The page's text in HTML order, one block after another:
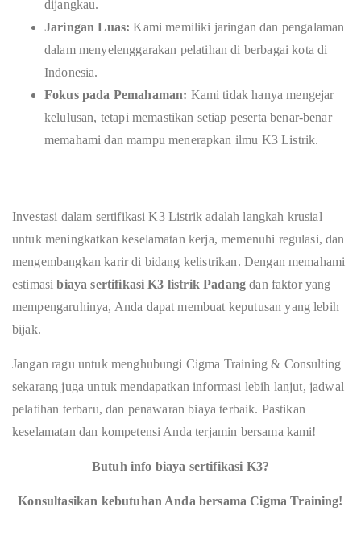
dijangkau.
Jaringan Luas: Kami memiliki jaringan dan pengalaman
dalam menyelenggarakan pelatihan di berbagai kota di
Indonesia.
Fokus pada Pemahaman: Kami tidak hanya mengejar
kelulusan, tetapi memastikan setiap peserta benar-benar
memahami dan mampu menerapkan ilmu K3 Listrik.
Investasi dalam sertifikasi K3 Listrik adalah langkah krusial
untuk meningkatkan keselamatan kerja, memenuhi regulasi, dan
mengembangkan karir di bidang kelistrikan. Dengan memahami
estimasibiaya sertifikasi K3 listrik Padangdan faktor yang
mempengaruhinya, Anda dapat membuat keputusan yang lebih
bijak.
Jangan ragu untuk menghubungi Cigma Training & Consulting
sekarang juga untuk mendapatkan informasi lebih lanjut, jadwal
pelatihan terbaru, dan penawaran biaya terbaik. Pastikan
keselamatan dan kompetensi Anda terjamin bersama kami!
Butuh info biaya sertifikasi K3?
Konsultasikan kebutuhan Anda bersama Cigma Training!